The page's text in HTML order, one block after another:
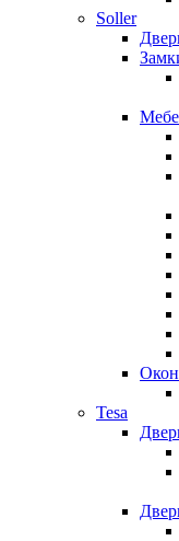
Soller
Tesa